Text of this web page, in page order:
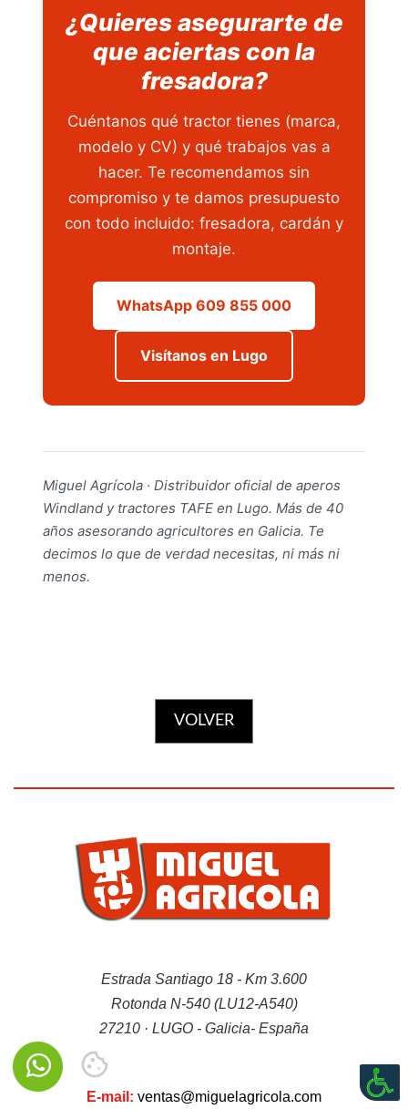
¿Quieres asegurarte de
que aciertas con la
fresadora?
Cuéntanos qué tractor tienes (marca,
modelo y CV) y qué trabajos vas a
hacer. Te recomendamos sin
compromiso y te damos presupuesto
con todo incluido: fresadora, cardán y
montaje.
WhatsApp 609 855 000
Visítanos en Lugo
Miguel Agrícola · Distribuidor oficial de aperos
Windland y tractores TAFE en Lugo. Más de 40
años asesorando agricultores en Galicia. Te
decimos lo que de verdad necesitas, ni más ni
menos.
VOLVER
Estrada Santiago 18 - Km 3.600
Rotonda N-540 (LU12-A540)
27210 · LUGO - Galicia- España
E-mail: ventas@miguelagricola.com